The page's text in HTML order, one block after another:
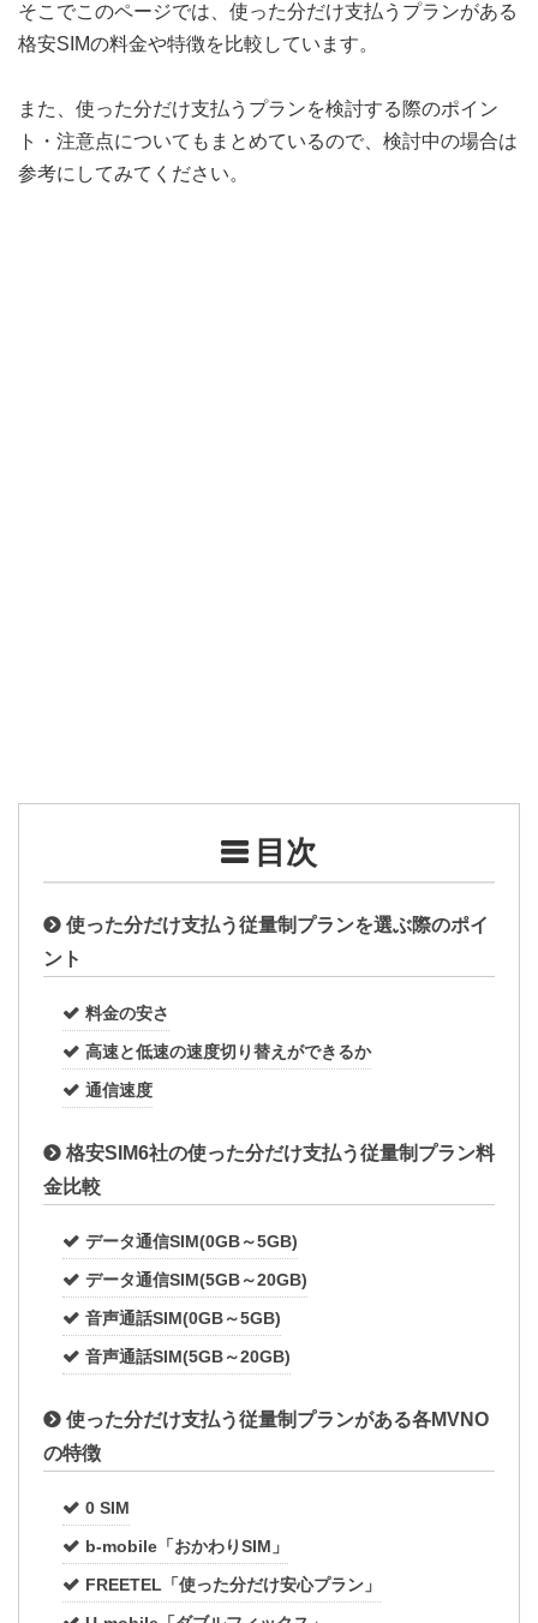
そこでこのページでは、使った分だけ支払うプランがある
格安SIMの料金や特徴を比較しています。
また、使った分だけ支払うプランを検討する際のポイン
ト・注意点についてもまとめているので、検討中の場合は
参考にしてみてください。
目次
使った分だけ支払う従量制プランを選ぶ際のポイ
ント
料金の安さ
高速と低速の速度切り替えができるか
通信速度
格安SIM6社の使った分だけ支払う従量制プラン料
金比較
データ通信SIM(0GB～5GB)
データ通信SIM(5GB～20GB)
音声通話SIM(0GB～5GB)
音声通話SIM(5GB～20GB)
使った分だけ支払う従量制プランがある各MVNO
の特徴
0 SIM
b-mobile「おかわりSIM」
FREETEL「使った分だけ安心プラン」